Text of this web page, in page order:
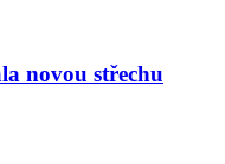
novou střechu